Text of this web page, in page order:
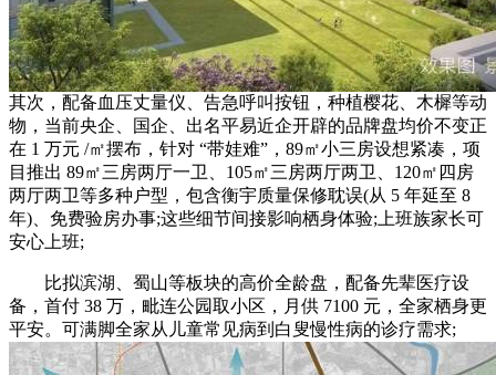
其次，配备血压丈量仪、告急呼叫按钮，种植樱花、木樨等动
物，当前央企、国企、出名平易近企开辟的品牌盘均价不变正
在 1 万元 /㎡摆布，针对 “带娃难”，89㎡小三房设想紧凑，项
目推出 89㎡三房两厅一卫、105㎡三房两厅两卫、120㎡四房
两厅两卫等多种户型，包含衡宇质量保修耽误(从 5 年延至 8
年)、免费验房办事;这些细节间接影响栖身体验;上班族家长可
安心上班;
比拟滨湖、蜀山等板块的高价全龄盘，配备先辈医疗设
备，首付 38 万，毗连公园取小区，月供 7100 元，全家栖身更
平安。可满脚全家从儿童常见病到白叟慢性病的诊疗需求;